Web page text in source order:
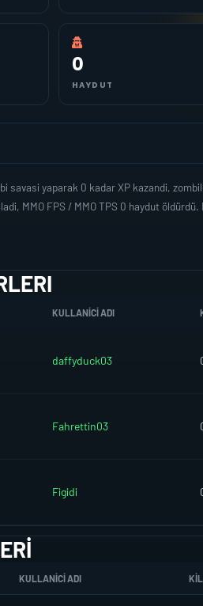
0
HAYDUT
savasi yaparak 0 kadar XP kazandi,
MMO FPS / MMO TPS 0 haydut
KULLANICI ADI
daffyduck03
Fahrettin03
Figidi
KULLANICI ADI